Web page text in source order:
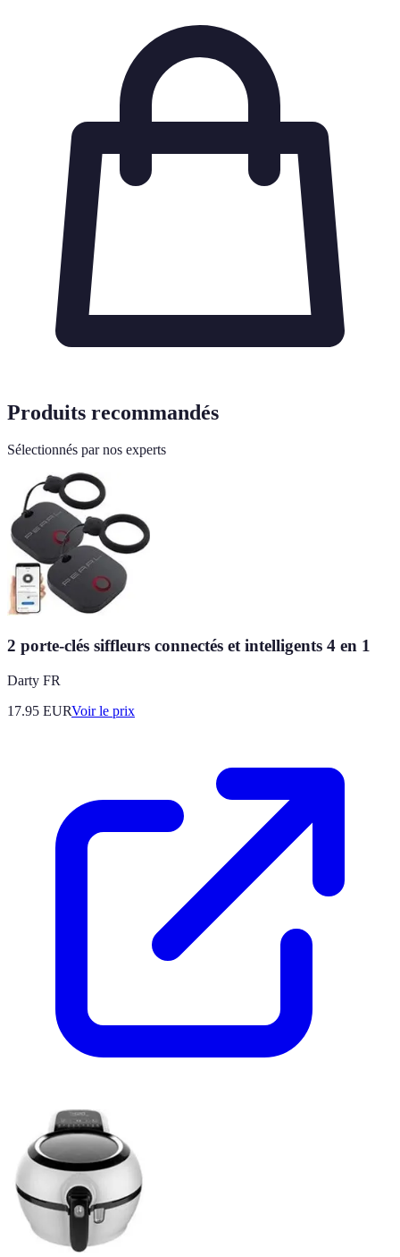
Produits recommandés
Sélectionnés par nos experts
2 porte-clés siffleurs connectés et intelligents 4 en 1
Darty FR
17.95 EURVoir le prix